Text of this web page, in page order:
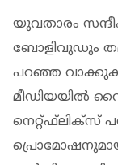
യുവതാരം
ബോളിവുഡും
പറഞ്ഞ
മീഡിയയില്‍
നെറ്റ്ഫ്‌ലിക്‌സ്